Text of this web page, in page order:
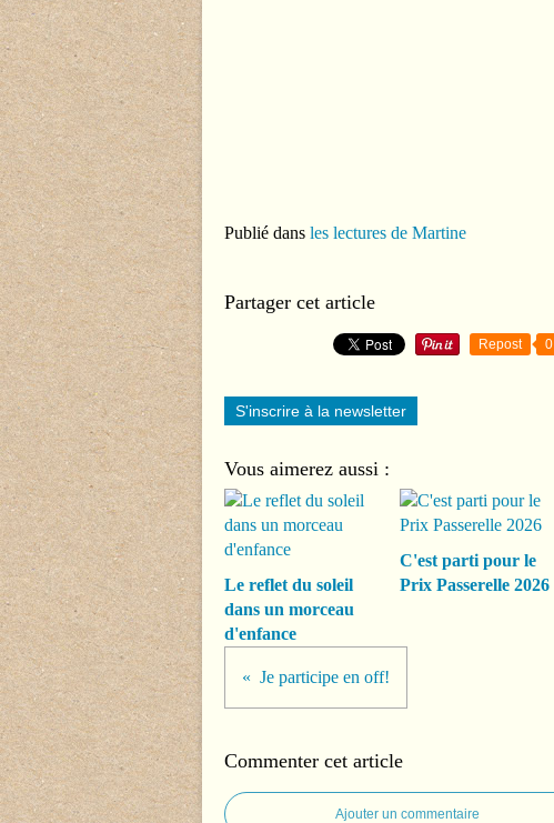
Publié dans les lectures de Martine
Partager cet article
Repost 0
S'inscrire à la newsletter
Vous aimerez aussi :
Le reflet du soleil
dans un morceau
d'enfance
C'est parti pour le
Prix Passerelle 2026
Je participe en off!
Commenter cet article
Ajouter un commentaire